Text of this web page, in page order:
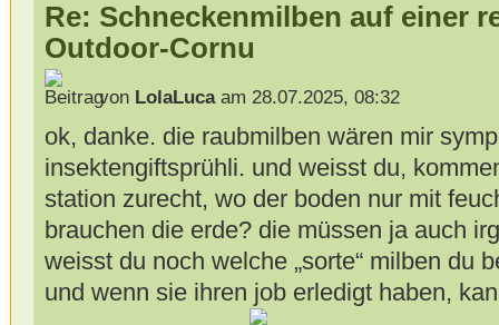
Re: Schneckenmilben auf einer
Outdoor-Cornu
von LolaLucaam 28.07.2025, 08:32
ok, danke. die raubmilben wären mir
insektengiftsprühli. und weisst du,
station zurecht, wo der boden nur mit
brauchen die erde? die müssen ja auch
weisst du noch welche „sorte“ milben du
und wenn sie ihren job erledigt haben,